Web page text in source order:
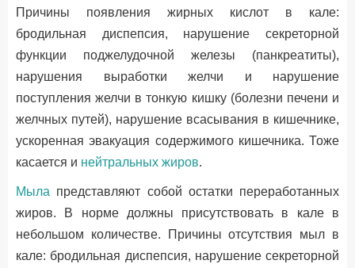
Причины появления жирных кислот в кале:
бродильная диспепсия, нарушение секреторной
функции поджелудочной железы (панкреатиты),
нарушения выработки желчи и нарушение
поступления желчи в тонкую кишку (болезни печени и
желчных путей), нарушение всасывания в кишечнике,
ускоренная эвакуация содержимого кишечника. Тоже
касается и нейтральных жиров.
Мыла представляют собой остатки переработанных
жиров. В норме должны присутствовать в кале в
небольшом количестве. Причины отсутствия мыл в
кале: бродильная диспепсия, нарушение секреторной